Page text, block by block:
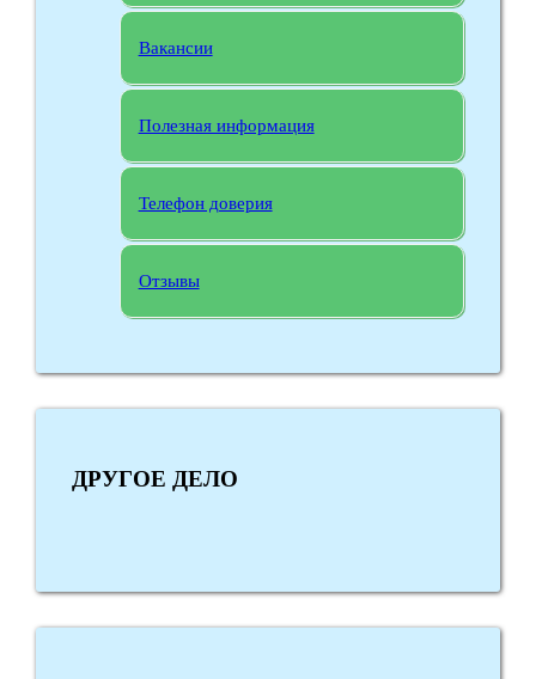
Вакансии
Полезная информация
Телефон доверия
Отзывы
ДРУГОЕ ДЕЛО